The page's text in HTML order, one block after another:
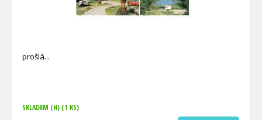
prošlá
SKLADEM (H) (1 KS)